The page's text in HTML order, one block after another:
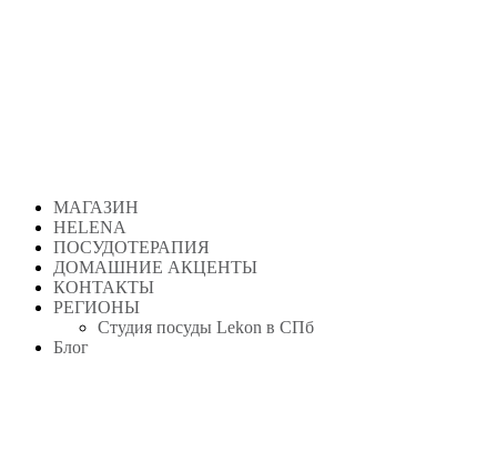
МАГАЗИН
HELENA
ПОСУДОТЕРАПИЯ
ДОМАШНИЕ АКЦЕНТЫ
КОНТАКТЫ
РЕГИОНЫ
Студия посуды Lekon в СПб
Блог